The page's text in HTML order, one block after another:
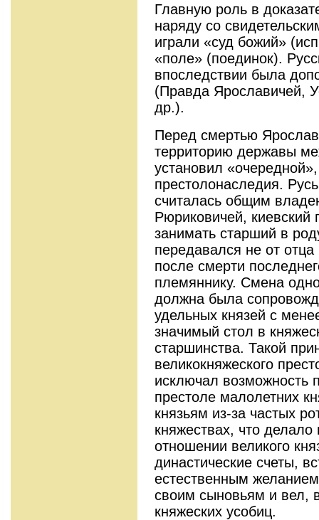
Главную роль в
наряду со
играли «суд божий»
«поле» (поединок).
впоследствии была
(Правда Ярославичей,
др.).
Перед смертью
территорию державы
установил
престолонаследия.
считалась общим
Рюриковичей,
занимать старший в
передавался не от отца
после смерти
племяннику. Смена
должна была
удельных князей с
значимый стол в
старшинства. Такой
великокняжеского
исключал возможность
престоле малолетних
князьям из-за частых
княжествах, что
отношении великого
династические счеты,
естественным
своим сыновьям и вел,
княжеских усобиц.